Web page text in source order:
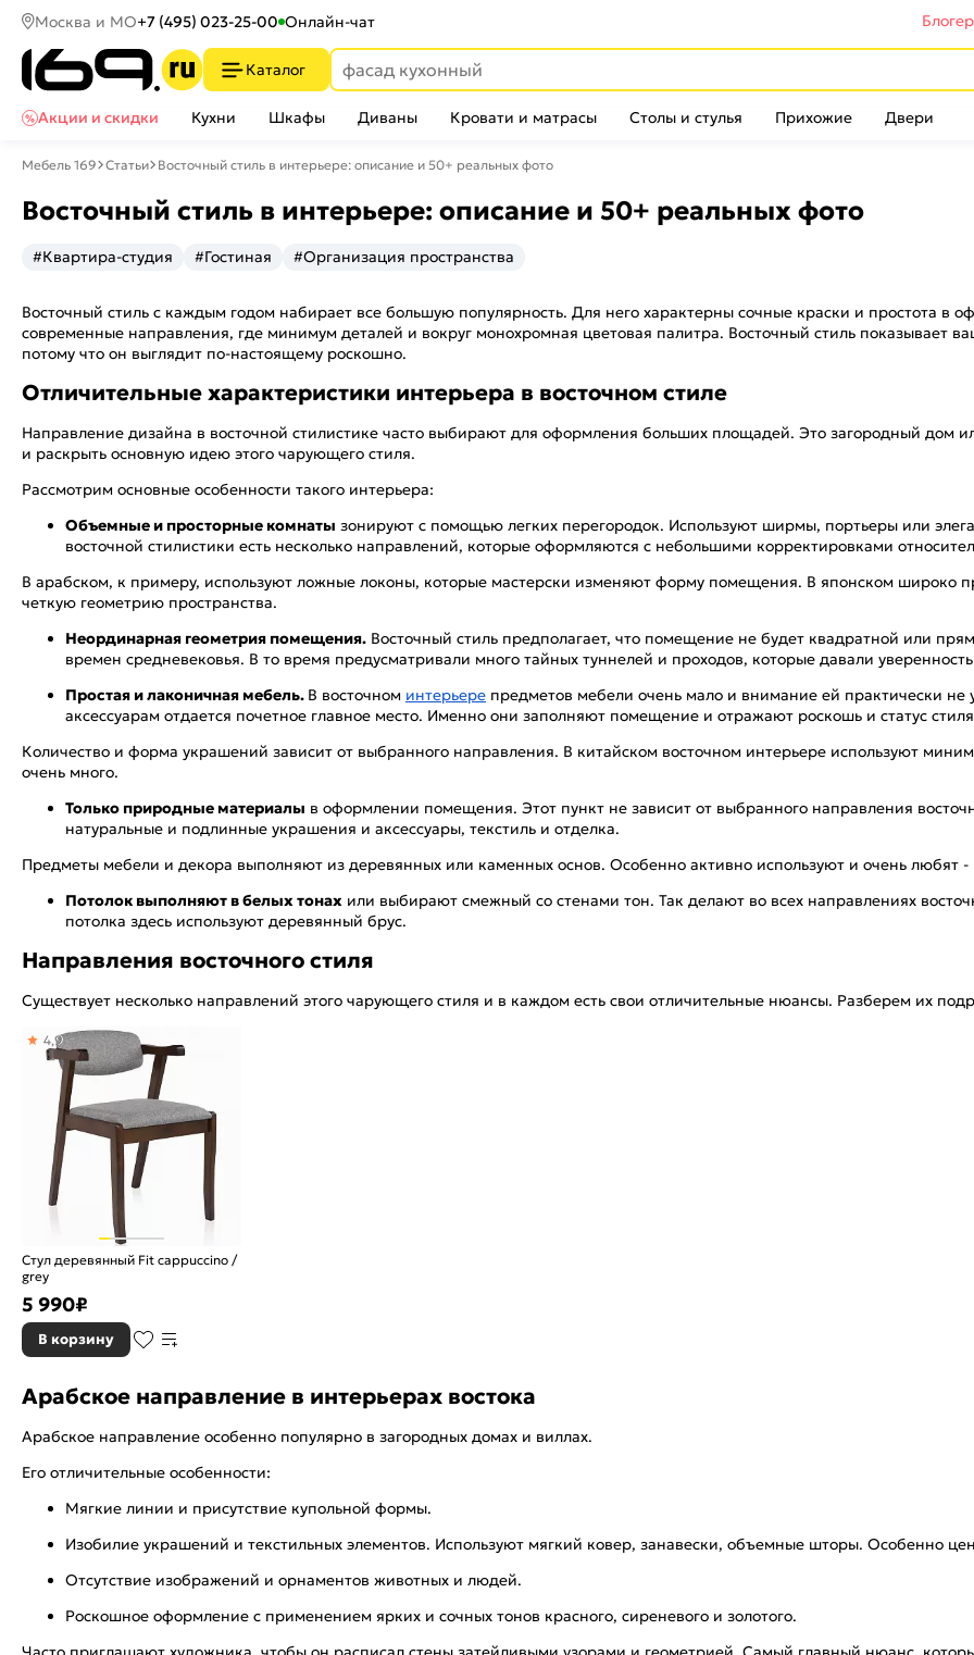
Москва и МО+7 (495) 023-25-00 Онлайн-чат
Каталог
Акции и скидки
Кухни Шкафы Диваны Кровати и матрасы Столы и стулья Прихожие Двери
Мебель 169 Статьи Восточный стиль в интерьере: описание и 50+ реальных фото
Восточный стиль в интерьере: описание и 50+ реальных фото
#Квартира-студия #Гостиная #Организация пространства
Восточный стиль с каждым годом набирает все большую популярность. Для него характерны сочные краски и простота в
современные направления, где минимум деталей и вокруг монохромная цветовая палитра. Восточный стиль показывает
потому что он выглядит по-настоящему роскошно.
Отличительные характеристики интерьера в восточном стиле
Направление дизайна в восточной стилистике часто выбирают для оформления больших площадей. Это загородный дом
и раскрыть основную идею этого чарующего стиля.
Рассмотрим основные особенности такого интерьера:
Объемные и просторные комнаты зонируют с помощью легких перегородок. Используют ширмы, портьеры или
восточной стилистики есть несколько направлений, которые оформляются с небольшими корректировками
В арабском, к примеру, используют ложные локоны, которые мастерски изменяют форму помещения. В японском широко
четкую геометрию пространства.
Неординарная геометрия помещения. Восточный стиль предполагает, что помещение не будет квадратной или
времен средневековья. В то время предусматривали много тайных туннелей и проходов, которые давали
Простая и лаконичная мебель. В восточном интерьере предметов мебели очень мало и внимание ей практически
аксессуарам отдается почетное главное место. Именно они заполняют помещение и отражают роскошь и статус
Количество и форма украшений зависит от выбранного направления. В китайском восточном интерьере используют
очень много.
Только природные материалы в оформлении помещения. Этот пункт не зависит от выбранного направления
натуральные и подлинные украшения и аксессуары, текстиль и отделка.
Предметы мебели и декора выполняют из деревянных или каменных основ. Особенно активно используют и очень любят -
Потолок выполняют в белых тонах или выбирают смежный со стенами тон. Так делают во всех направлениях
потолка здесь используют деревянный брус.
Направления восточного стиля
Существует несколько направлений этого чарующего стиля и в каждом есть свои отличительные нюансы. Разберем их
Стул деревянный Fit cappuccino /
grey
4,9
5 990₽
В корзину
Арабское направление в интерьерах востока
Арабское направление особенно популярно в загородных домах и виллах.
Его отличительные особенности:
Мягкие линии и присутствие купольной формы.
Изобилие украшений и текстильных элементов. Используют мягкий ковер, занавески, объемные шторы. Особенно
Отсутствие изображений и орнаментов животных и людей.
Роскошное оформление с применением ярких и сочных тонов красного, сиреневого и золотого.